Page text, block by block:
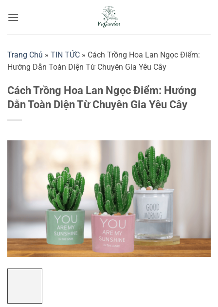
qua
Trang Chủ » TIN TỨC » Cách Trồng Hoa Lan Ngọc Điểm:
Hướng Dẫn Toàn Diện Từ Chuyên Gia Yêu Cây
Cách Trồng Hoa Lan Ngọc Điểm: Hướng
Dẫn Toàn Diện Từ Chuyên Gia Yêu Cây